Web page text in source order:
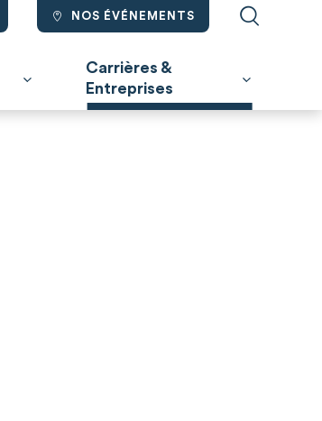
NOS ÉVÉNEMENTS
Carrières &
Entreprises